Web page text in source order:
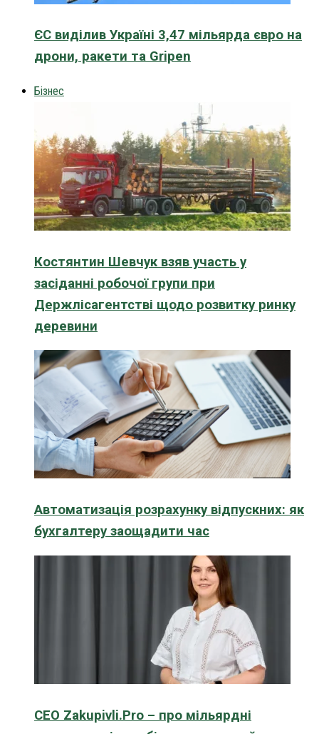
ЄС виділив Україні 3,47 мільярда євро на
дрони, ракети та Gripen
Бізнес
Костянтин Шевчук взяв участь у
засіданні робочої групи при
Держлісагентстві щодо розвитку ринку
деревини
Автоматизація розрахунку відпускних: як
бухгалтеру заощадити час
CEO Zakupivli.Pro – про мільярдні